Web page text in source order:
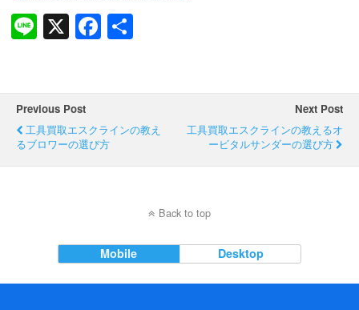
Li X F
e
b
o
Previous Post
工具買取エスクラインの教え
るブロワーの選び方
Next Post
工具買取エスクラインの教えるオ
ービタルサンダーの選び方
Back to top
Mobile Desktop